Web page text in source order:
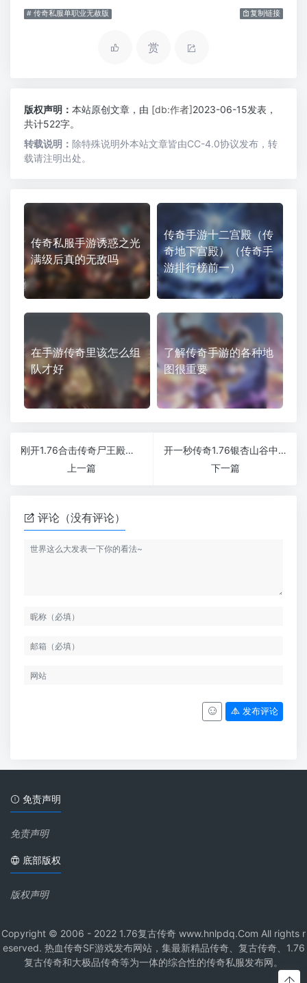
# 传奇私服单职业无赦版 复制链接
赏
版权声明： 本站原创文章，由 [db:作者]2023-06-15发表，
共计522字。
转载说明： 除特殊说明外本站文章皆由CC-4.0协议发布，转
载请注明出处。
传奇私服手游诱惑之光
满级后真的无敌吗
传奇手游十二宫殿（传
奇地下宫殿）（传奇手
游排行榜前一）
在手游传奇里该怎么组
队才好
了解传奇手游的各种地
图很重要
刚开1.76合击传奇尸王殿大概是多久出现一次呢
上一篇
开一秒传奇1.76银杏山谷中的新手任务
下一篇
评论（没有评论）
发布评论
免责声明
免责声明
底部版权
版权声明
Copyright © 2006 - 2022 1.76复古传奇 www.hnlpdq.Com All rights r
eserved. 热血传奇SF游戏发布网站，集最新精品传奇、复古传奇、1.76
复古传奇和大极品传奇等为一体的综合性的传奇私服发布网。